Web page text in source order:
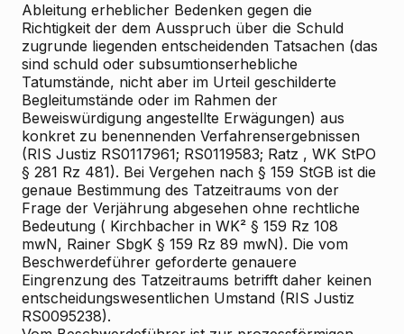
Ableitung erheblicher Bedenken gegen die
Richtigkeit der dem Ausspruch über die Schuld
zugrunde liegenden entscheidenden Tatsachen (das
sind schuld oder subsumtionserhebliche
Tatumstände, nicht aber im Urteil geschilderte
Begleitumstände oder im Rahmen der
Beweiswürdigung angestellte Erwägungen) aus
konkret zu benennenden Verfahrensergebnissen
(RIS Justiz RS0117961; RS0119583; Ratz , WK StPO
§ 281 Rz 481). Bei Vergehen nach § 159 StGB ist die
genaue Bestimmung des Tatzeitraums von der
Frage der Verjährung abgesehen ohne rechtliche
Bedeutung ( Kirchbacher in WK² § 159 Rz 108
mwN, Rainer SbgK § 159 Rz 89 mwN). Die vom
Beschwerdeführer geforderte genauere
Eingrenzung des Tatzeitraums betrifft daher keinen
entscheidungswesentlichen Umstand (RIS Justiz
RS0095238).